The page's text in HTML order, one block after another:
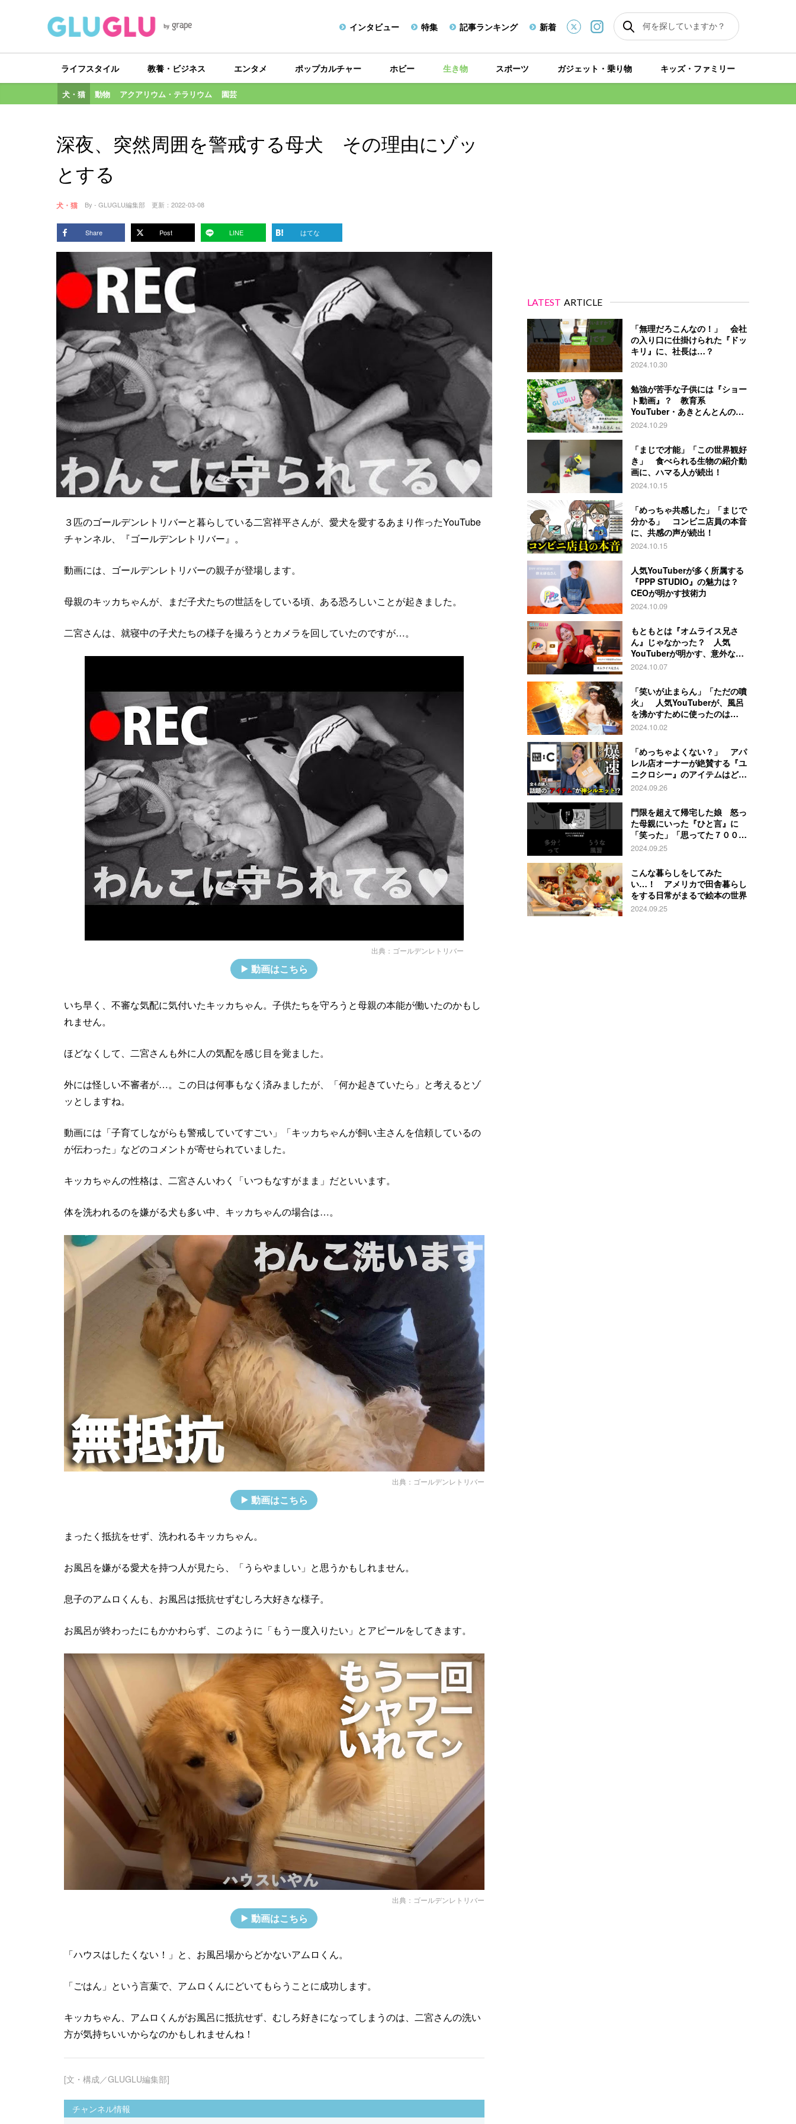
インタビュー 特集 記事ランキング 新着
ライフスタイル 教養・ビジネス エンタメ ポップカルチャー ホビー 生き物
犬・猫 動物 アクアリウム・テラリウム 園芸
スポーツ ガジェット・乗り物 キッズ・ファミリー
深夜、突然周囲を警戒する母犬 その理由にゾッ
とする
犬・猫 By - GLUGLU編集部 更新： 2022-03-08
Share Post LINE はてな
３匹のゴールデンレトリバーと暮らしている二宮祥平さんが、愛犬を愛するあまり作ったYouTube
チャンネル、『ゴールデンレトリバー』。
動画には、ゴールデンレトリバーの親子が登場します。
母親のキッカちゃんが、まだ子犬たちの世話をしている頃、ある恐ろしいことが起きました。
二宮さんは、就寝中の子犬たちの様子を撮ろうとカメラを回していたのですが…。
出典： ゴールデンレトリバー
動画はこちら
いち早く、不審な気配に気付いたキッカちゃん。子供たちを守ろうと母親の本能が働いたのかもし
れません。
ほどなくして、二宮さんも外に人の気配を感じ目を覚ました。
外には怪しい不審者が…。この日は何事もなく済みましたが、「何か起きていたら」と考えるとゾ
ッとしますね。
動画には「子育てしながらも警戒していてすごい」「キッカちゃんが飼い主さんを信頼しているの
が伝わった」などのコメントが寄せられていました。
キッカちゃんの性格は、二宮さんいわく「いつもなすがまま」だといいます。
体を洗われるのを嫌がる犬も多い中、キッカちゃんの場合は…。
出典： ゴールデンレトリバー
動画はこちら
まったく抵抗をせず、洗われるキッカちゃん。
お風呂を嫌がる愛犬を持つ人が見たら、「うらやましい」と思うかもしれません。
息子のアムロくんも、お風呂は抵抗せずむしろ大好きな様子。
お風呂が終わったにもかかわらず、このように「もう一度入りたい」とアピールをしてきます。
出典： ゴールデンレトリバー
動画はこちら
「ハウスはしたくない！」と、お風呂場からどかないアムロくん。
「ごはん」という言葉で、アムロくんにどいてもらうことに成功します。
キッカちゃん、アムロくんがお風呂に抵抗せず、むしろ好きになってしまうのは、二宮さんの洗い
方が気持ちいいからなのかもしれませんね！
[文・構成／GLUGLU編集部]
チャンネル情報
LATEST ARTICLE
「無理だろこんなの！」 会社
の入り口に仕掛けられた『ドッ
キリ』に、社長は…？
2024.10.30
勉強が苦手な子供には『ショー
ト動画』？ 教育系
YouTuber・あきとんとんの戦
略とは
2024.10.29
「まじで才能」「この世界観好
き」 食べられる生物の紹介動
画に、ハマる人が続出！
2024.10.15
「めっちゃ共感した」「まじで
分かる」 コンビニ店員の本音
に、共感の声が続出！
2024.10.15
人気YouTuberが多く所属する
『PPP STUDIO』の魅力は？
CEOが明かす技術力
2024.10.09
もともとは『オムライス兄さ
ん』じゃなかった？ 人気
YouTuberが明かす、意外な過
去とは
2024.10.07
「笑いが止まらん」「ただの噴
火」 人気YouTuberが、風呂
を沸かすために使ったのは…
2024.10.02
「めっちゃよくない？」 アパ
レル店オーナーが絶賛する『ユ
ニクロシー』のアイテムはど
れ？
2024.09.26
門限を超えて帰宅した娘 怒っ
た母親にいった『ひと言』に
「笑った」「思ってた７００倍
特殊」
2024.09.25
こんな暮らしをしてみた
い…！ アメリカで田舎暮らし
をする日常がまるで絵本の世界
2024.09.25